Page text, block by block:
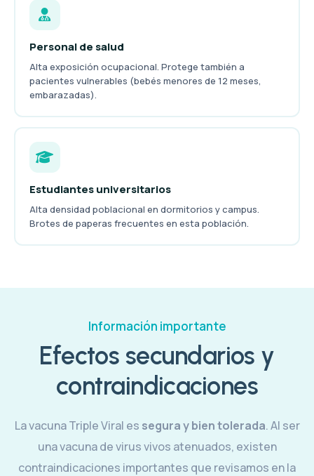
Personal de salud
Alta exposición ocupacional. Protege también a
pacientes vulnerables (bebés menores de 12 meses,
embarazadas).
Estudiantes universitarios
Alta densidad poblacional en dormitorios y campus.
Brotes de paperas frecuentes en esta población.
Información importante
Efectos secundarios y
contraindicaciones
La vacuna Triple Viral es segura y bien tolerada. Al ser
una vacuna de virus vivos atenuados, existen
contraindicaciones importantes que revisamos en la